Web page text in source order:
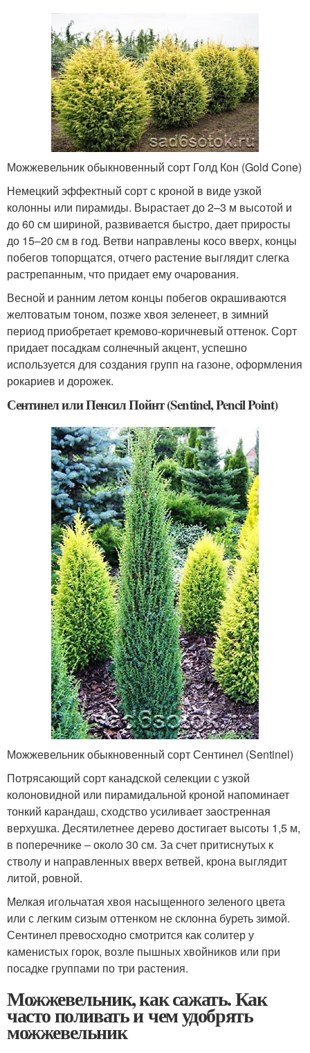
Можжевельник обыкновенный сорт Голд Кон (Gold Cone)
Немецкий эффектный сорт с кроной в виде узкой
колонны или пирамиды. Вырастает до 2–3 м высотой и
до 60 см шириной, развивается быстро, дает приросты
до 15–20 см в год. Ветви направлены косо вверх, концы
побегов топорщатся, отчего растение выглядит слегка
растрепанным, что придает ему очарования.
Весной и ранним летом концы побегов окрашиваются
желтоватым тоном, позже хвоя зеленеет, в зимний
период приобретает кремово-коричневый оттенок. Сорт
придает посадкам солнечный акцент, успешно
используется для создания групп на газоне, оформления
рокариев и дорожек.
Сентинел или Пенсил Пойнт (Sentinel, Pencil Point)
Можжевельник обыкновенный сорт Сентинел (Sentinel)
Потрясающий сорт канадской селекции с узкой
колоновидной или пирамидальной кроной напоминает
тонкий карандаш, сходство усиливает заостренная
верхушка. Десятилетнее дерево достигает высоты 1,5 м,
в поперечнике ‒ около 30 см. За счет притиснутых к
стволу и направленных вверх ветвей, крона выглядит
литой, ровной.
Мелкая игольчатая хвоя насыщенного зеленого цвета
или с легким сизым оттенком не склонна буреть зимой.
Сентинел превосходно смотрится как солитер у
каменистых горок, возле пышных хвойников или при
посадке группами по три растения.
Можжевельник, как сажать. Как
часто поливать и чем удобрять
можжевельник